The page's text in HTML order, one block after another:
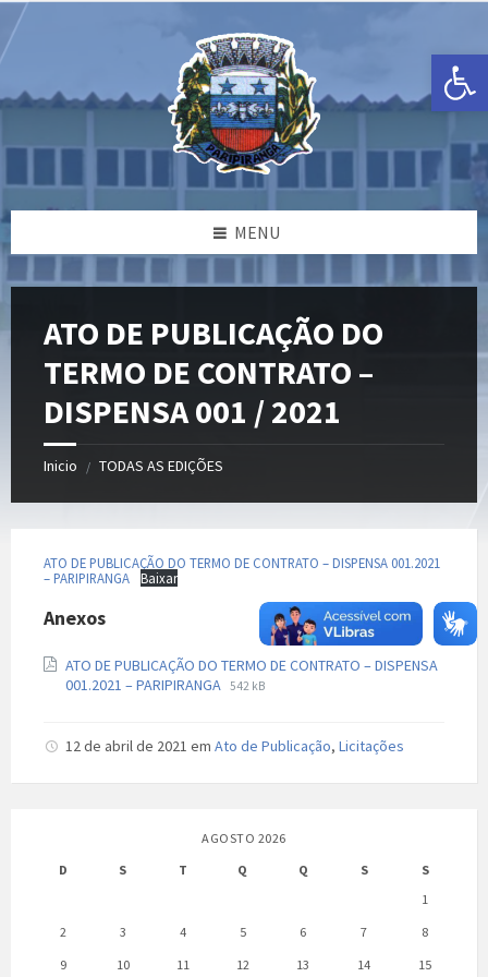
Open toolbar
Ir
para
o
conteúdo
Pular
para
a
barra
lateral
esquerda
Pular
para
o
rodapé
MENU
ATO DE PUBLICAÇÃO DO
TERMO DE CONTRATO –
DISPENSA 001 / 2021
Inicio / TODAS AS EDIÇÕES
ATO DE PUBLICAÇÃO DO TERMO DE CONTRATO – DISPENSA 001.2021
– PARIPIRANGA
Baixar
Anexos
ATO DE PUBLICAÇÃO DO TERMO DE CONTRATO – DISPENSA
001.2021 – PARIPIRANGA Extensão
pdf
Tamanho
542 kB
12 de abril de 2021 em Ato de Publicação, Licitações
AGOSTO 2026
D
S T Q Q S
S
1
2
3 4 5 6 7
8
9
10 11 12 13 14 15